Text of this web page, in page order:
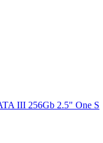
III 256Gb 2.5" One S